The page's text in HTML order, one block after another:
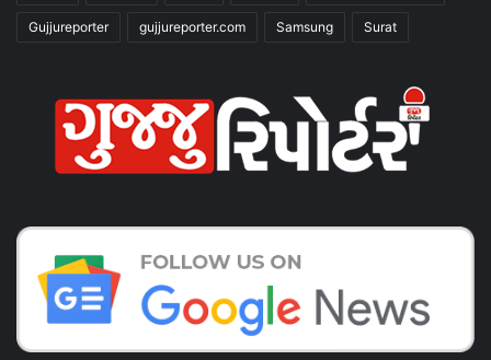
Gujjureporter gujjureporter.com Samsung Surat